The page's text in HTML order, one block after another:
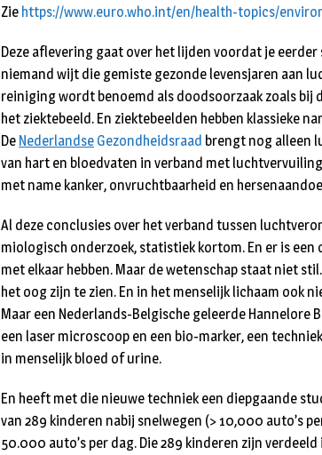
Zie https://www.euro.who.int/en/health-topics/
Deze aflevering gaat over het lijden voordat je
nie­mand wijt die gemiste gezonde levensjaren aan
reiniging wordt benoemd als doods­oorzaak zoals bij
het ziektebeeld. En ziektebeelden hebben klassieke
De Nederlandse Gezondheidsraad brengt nog alleen
van hart en bloedvaten in verband met
met name kanker, onvruchtbaarheid en
Al deze conclusies over het verband tussen
mio­logisch onderzoek, statistiek kortom. En er is
met elkaar hebben. Maar de wetenschap staat niet
het oog zijn te zien. En in het menselijk lichaam ook
Maar een Nederlands-Belgische geleerde
een laser microscoop en een bio-marker, een
in menselijk bloed of urine.
En heeft met die nieuwe techniek een diepgaande
van 289 kinderen nabij snelwegen (> 10,000 auto’s
50.000 auto’s per dag. Die 289 kinderen zijn